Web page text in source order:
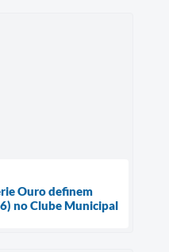
Ouro definem
no Clube Municipal